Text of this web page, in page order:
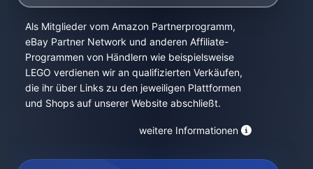
Als Mitglieder vom Amazon Partnerprogramm,
eBay Partner Network und anderen Affiliate-
Programmen von Händlern wie beispielsweise
LEGO verdienen wir an qualifizierten Verkäufen,
die ihr über Links zu den jeweiligen Plattformen
und Shops auf unserer Website abschließt.
weitere Informationen